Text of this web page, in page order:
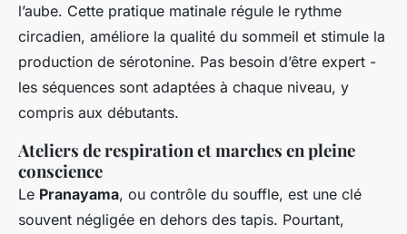
l’aube. Cette pratique matinale régule le rythme
circadien, améliore la qualité du sommeil et stimule la
production de sérotonine. Pas besoin d’être expert -
les séquences sont adaptées à chaque niveau, y
compris aux débutants.
Ateliers de respiration et marches en pleine
conscience
Le Pranayama, ou contrôle du souffle, est une clé
souvent négligée en dehors des tapis. Pourtant,